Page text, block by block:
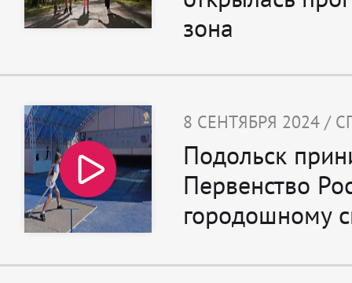
зона
8 СЕНТЯБРЯ 2024 /
Подольск
Первенство
городошному